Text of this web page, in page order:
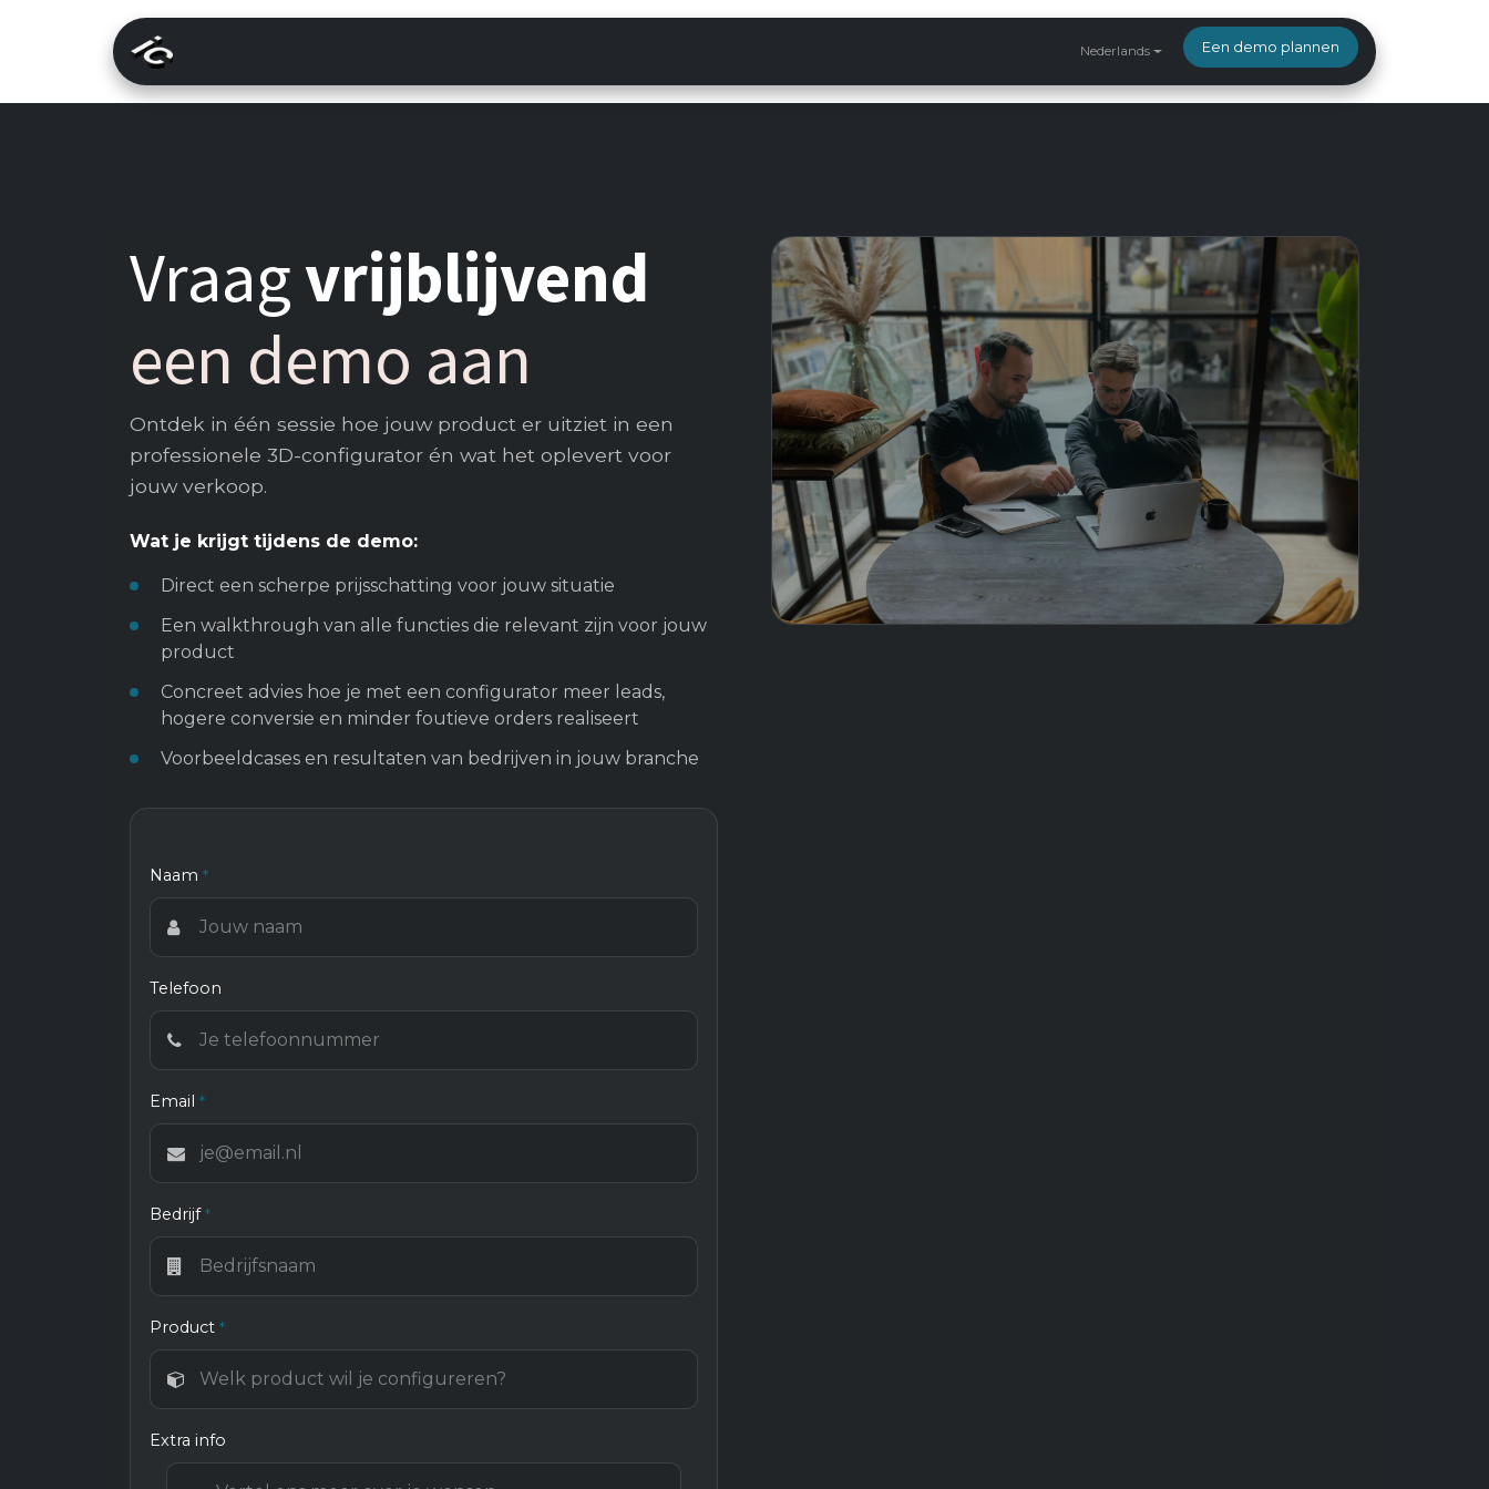
Nederlands Een demo plannen
Vraagvrijblijvend
een demo aan
Ontdek in één sessie hoe jouw product er uitziet in een
professionele 3D-configurator én wat het oplevert voor
jouw verkoop.
Wat je krijgt tijdens de demo:
Direct een scherpe prijsschatting voor jouw situatie
Een walkthrough van alle functies die relevant zijn voor jouw
product
Concreet advies hoe je met een configurator meer leads,
hogere conversie en minder foutieve orders realiseert
Voorbeeldcases en resultaten van bedrijven in jouw branche
Naam *
Telefoon
Email *
Bedrijf *
Product *
Extra info